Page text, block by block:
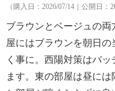
（購入日：2026/07/14｜公開日：
ブラウンとベージュの
屋にはブラウンを朝日
く事に。西陽対策はバ
ます。東の部屋は昼に